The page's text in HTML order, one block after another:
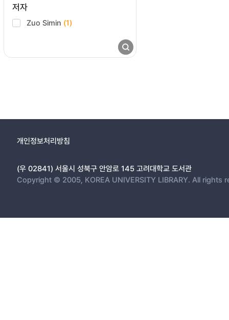
저자
Zuo Simin (1)
개인정보처리방침
(우 02841) 서울시 성북구 안암로 145 고려대학교 도서관
Copyright © 2005, KOREA UNIVERSITY LIBRARY. All rights